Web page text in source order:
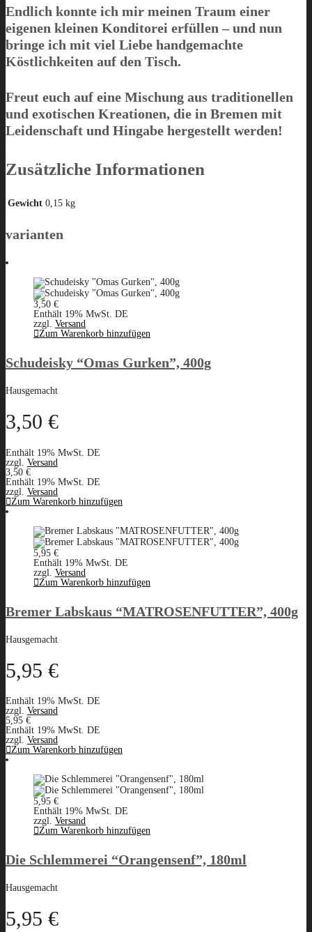
Endlich konnte ich mir meinen Traum einer
eigenen kleinen Konditorei erfüllen – und nun
bringe ich mit viel Liebe handgemachte
Köstlichkeiten auf den Tisch.
Freut euch auf eine Mischung aus traditionellen
und exotischen Kreationen, die in Bremen mit
Leidenschaft und Hingabe hergestellt werden!
Zusätzliche Informationen
Gewicht 0,15 kg
varianten
3,50 €
Enthält 19% MwSt. DE
zzgl. Versand
Zum Warenkorb hinzufügen
Schudeisky “Omas Gurken”, 400g
Hausgemacht
3,50 €
Enthält 19% MwSt. DE
zzgl. Versand
3,50 €
Enthält 19% MwSt. DE
zzgl. Versand
Zum Warenkorb hinzufügen
5,95 €
Enthält 19% MwSt. DE
zzgl. Versand
Zum Warenkorb hinzufügen
Bremer Labskaus “MATROSENFUTTER”, 400g
Hausgemacht
5,95 €
Enthält 19% MwSt. DE
zzgl. Versand
5,95 €
Enthält 19% MwSt. DE
zzgl. Versand
Zum Warenkorb hinzufügen
5,95 €
Enthält 19% MwSt. DE
zzgl. Versand
Zum Warenkorb hinzufügen
Die Schlemmerei “Orangensenf”, 180ml
Hausgemacht
5,95 €